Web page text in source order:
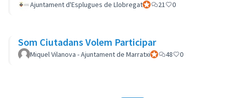
Ajuntament d'Esplugues de LlobregatParticipante oficial
21 0
Som Ciutadans Volem Participar
Miquel Vilanova - Ajuntament de MarratxiParticipante oficial
48 0